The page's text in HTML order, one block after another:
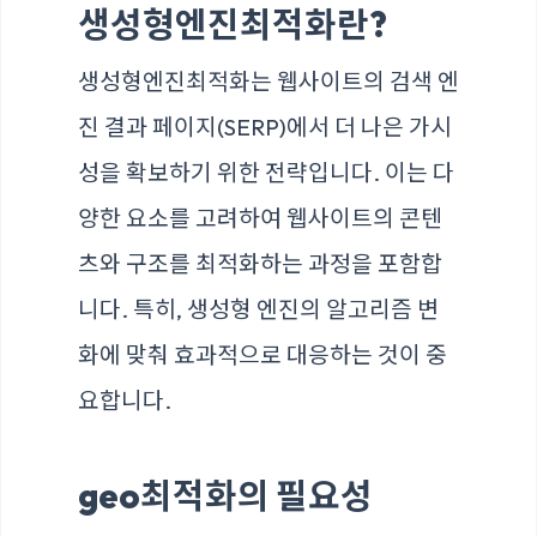
생성형엔진최적화란?
생성형엔진최적화는 웹사이트의 검색 엔
진 결과 페이지(SERP)에서 더 나은 가시
성을 확보하기 위한 전략입니다. 이는 다
양한 요소를 고려하여 웹사이트의 콘텐
츠와 구조를 최적화하는 과정을 포함합
니다. 특히, 생성형 엔진의 알고리즘 변
화에 맞춰 효과적으로 대응하는 것이 중
요합니다.
geo최적화의 필요성